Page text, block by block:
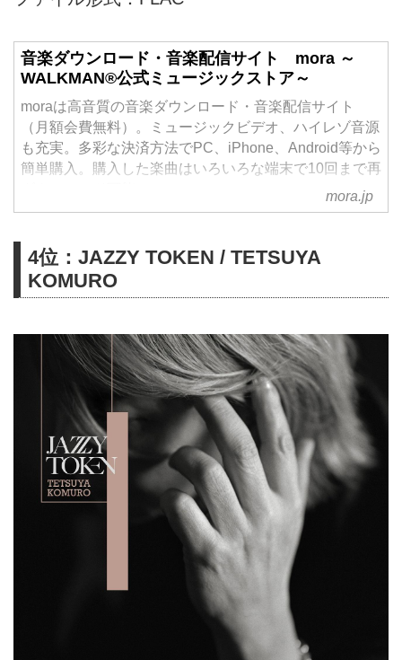
音楽ダウンロード・音楽配信サイト mora ～
WALKMAN®公式ミュージックストア～
moraは高音質の音楽ダウンロード・音楽配信サイト
（月額会費無料）。ミュージックビデオ、ハイレゾ音源
も充実。多彩な決済方法でPC、iPhone、Android等から
簡単購入。購入した楽曲はいろいろな端末で10回まで再
mora.jp
4位：JAZZY TOKEN / TETSUYA
KOMURO